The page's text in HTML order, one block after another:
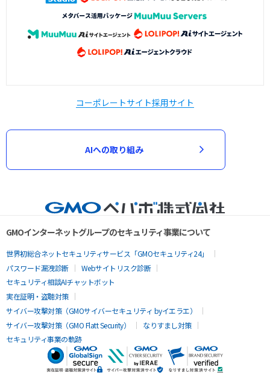
コーポレートサイト採用サイト
AIへの取り組み
GMOインターネットグループのセキュリティ事業について
世界初総合ネットセキュリティサービス「GMOセキュリティ24」
パスワード漏洩診断
Webサイトリスク診断
セキュリティ相談AIチャットボット
実在証明・盗聴対策
サイバー攻撃対策（GMOサイバーセキュリティ byイエラエ）
サイバー攻撃対策（GMO Flatt Security）
なりすまし対策
セキュリティ事業の軌跡